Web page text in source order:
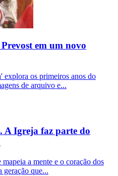
em um novo
os primeiros anos do
de arquivo e...
A Igreja faz parte do
a mente e o coração dos
geração que...